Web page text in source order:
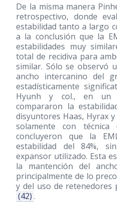
De la misma manera
retrospectivo, donde
estabilidad tanto a largo
a la conclusión que la
estabilidades muy
total de recidiva para
similar. Sólo se observó
ancho intercanino del
estadísticamente
Hyunh y col., en un
compararon la
disyuntores Haas, Hyrax
solamente con
concluyeron que la
estabilidad del 84%,
expansor utilizado. Esta
la mantención del
principalmente de lo
y del uso de
(42) .